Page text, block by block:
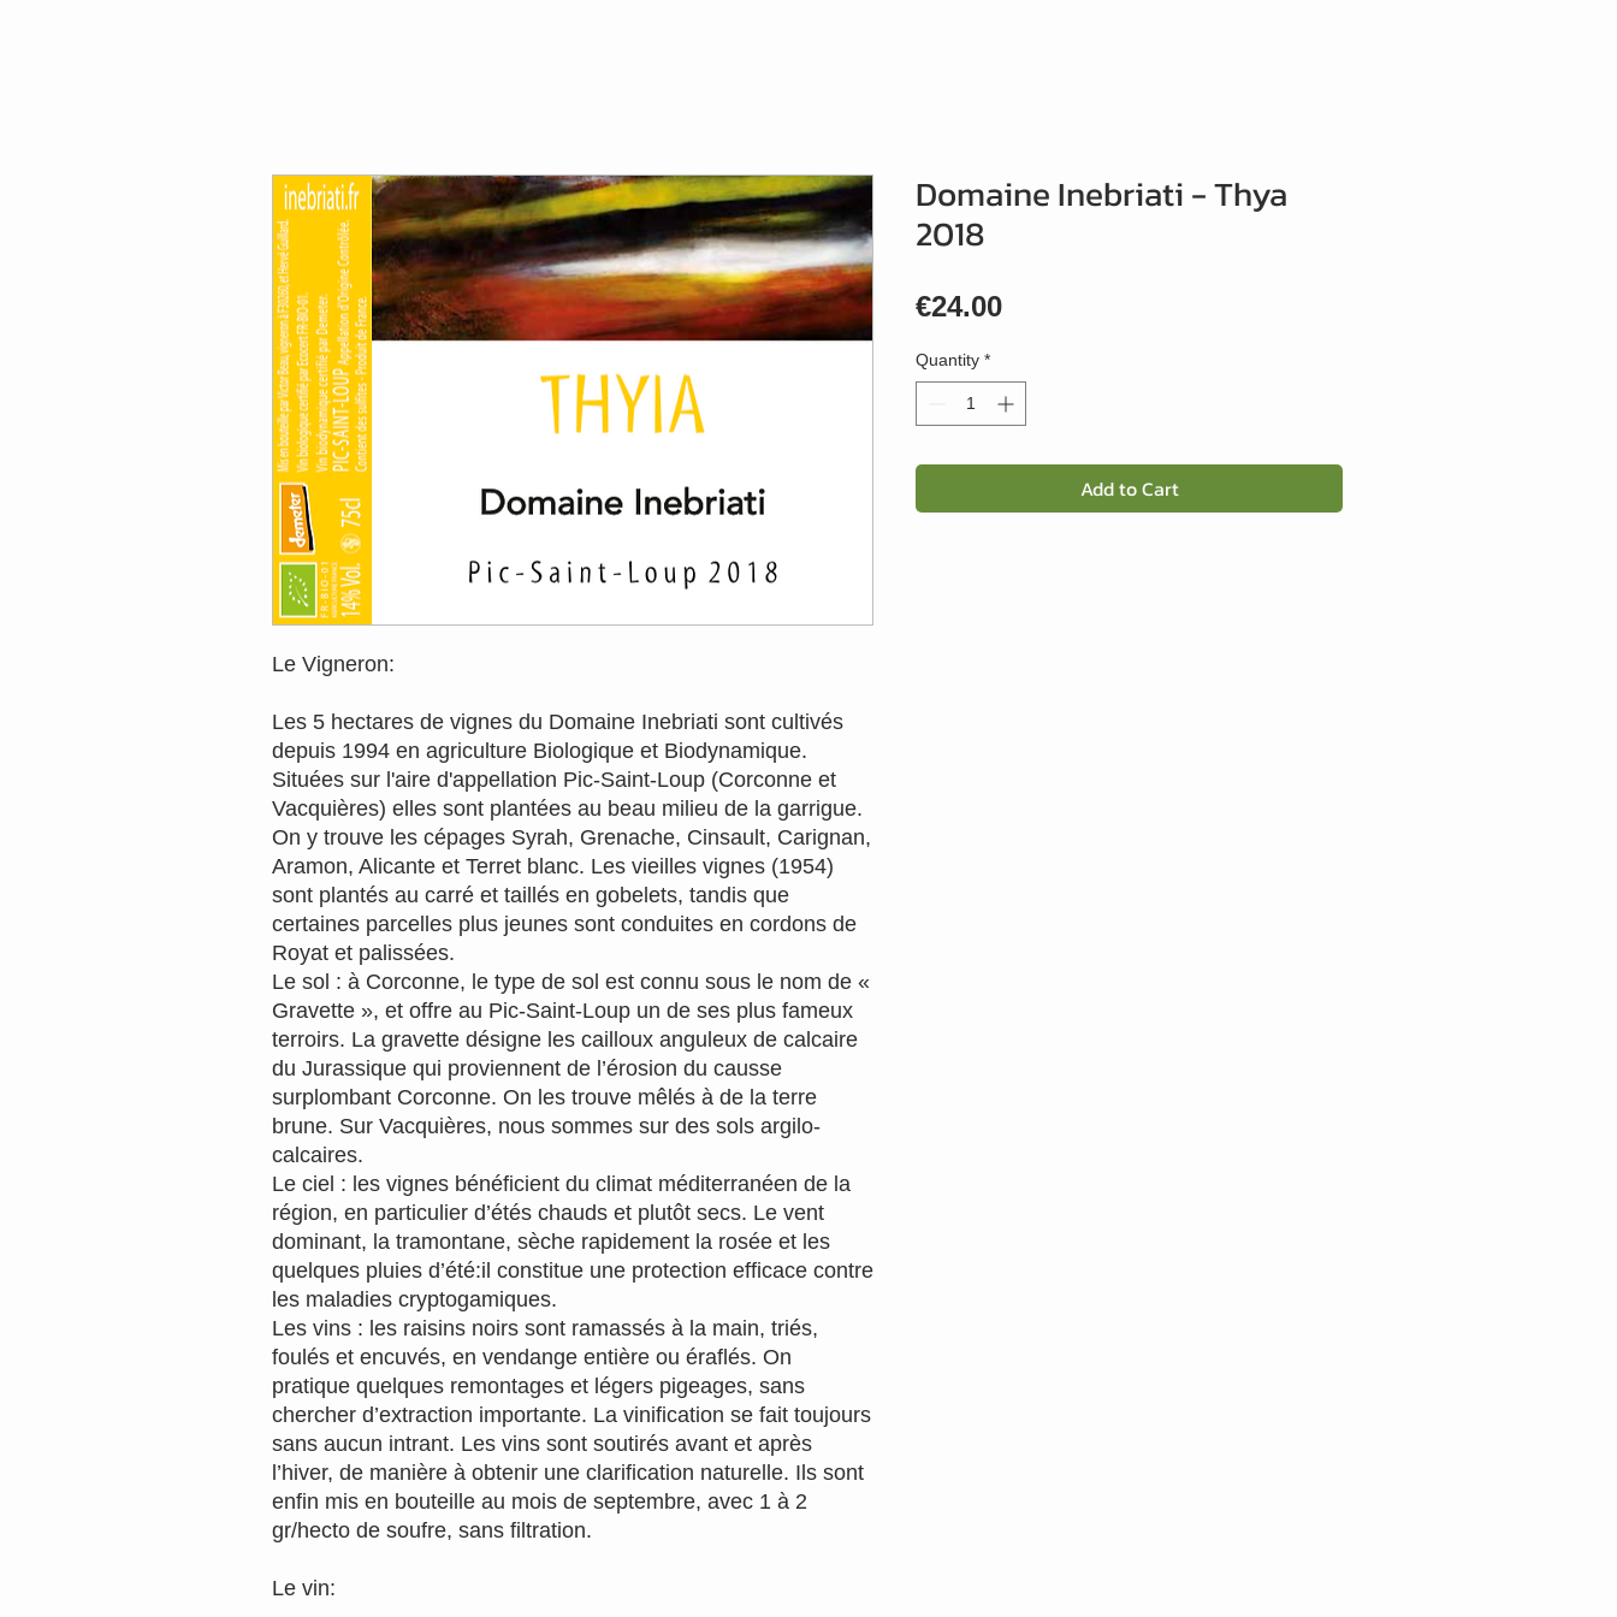
Le Vigneron:
Les 5 hectares de vignes du Domaine Inebriati sont cultivés
depuis 1994 en agriculture Biologique et Biodynamique.
Situées sur l'aire d'appellation Pic-Saint-Loup (Corconne et
Vacquières) elles sont plantées au beau milieu de la garrigue.
On y trouve les cépages Syrah, Grenache, Cinsault, Carignan,
Aramon, Alicante et Terret blanc. Les vieilles vignes (1954)
sont plantés au carré et taillés en gobelets, tandis que
certaines parcelles plus jeunes sont conduites en cordons de
Royat et palissées.
Le sol : à Corconne, le type de sol est connu sous le nom de «
Gravette », et offre au Pic-Saint-Loup un de ses plus fameux
terroirs. La gravette désigne les cailloux anguleux de calcaire
du Jurassique qui proviennent de l’érosion du causse
surplombant Corconne. On les trouve mêlés à de la terre
brune. Sur Vacquières, nous sommes sur des sols argilo-
calcaires.
Le ciel : les vignes bénéficient du climat méditerranéen de la
région, en particulier d’étés chauds et plutôt secs. Le vent
dominant, la tramontane, sèche rapidement la rosée et les
quelques pluies d’été:il constitue une protection efficace contre
les maladies cryptogamiques.
Les vins : les raisins noirs sont ramassés à la main, triés,
foulés et encuvés, en vendange entière ou éraflés. On
pratique quelques remontages et légers pigeages, sans
chercher d’extraction importante. La vinification se fait toujours
sans aucun intrant. Les vins sont soutirés avant et après
l’hiver, de manière à obtenir une clarification naturelle. Ils sont
enfin mis en bouteille au mois de septembre, avec 1 à 2
gr/hecto de soufre, sans filtration.
Le vin:
Domaine Inebriati - Thya
2018
€24.00Price
Quantity *
Add to Cart